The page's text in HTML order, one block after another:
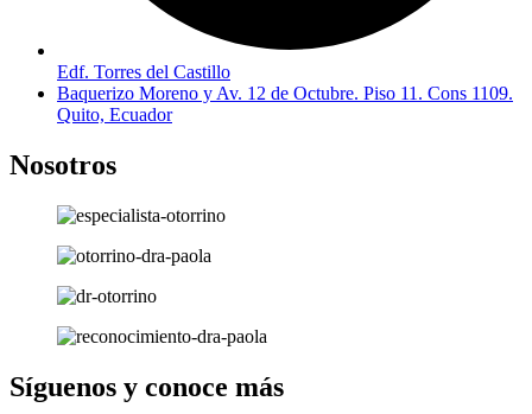
Edf. Torres del Castillo
Baquerizo Moreno y Av. 12 de Octubre. Piso 11. Cons 1109.
Quito, Ecuador
Nosotros
Síguenos y conoce más